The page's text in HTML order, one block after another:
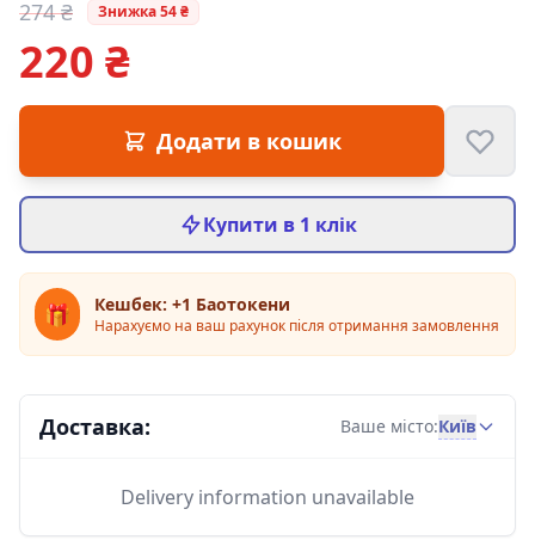
274 ₴ Знижка 54 ₴
Цена:
220 ₴
Додати в кошик
Купити в 1 клік
🎁 Кешбек: +1 Баотокени
Нарахуємо на ваш рахунок після отримання замовлення
Доставка: Ваше місто:Київ
Delivery information unavailable